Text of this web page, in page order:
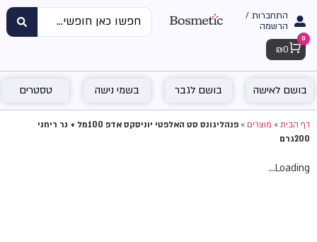
התחברות /
הרשמה
Cart
0
₪ 0
בושם לאישה בושם לגבר בשמי נישה טסטרים
דף הבית»מוצרים»
פנהליגונס סט האלפטי יוניסקס אדפ 100מל + נר ריחני
200גרם
Loading...